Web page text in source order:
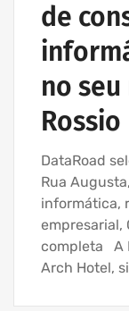
de
no
Rossio
DataRoad
Rua
informática,
empresarial,
completa A
Arch Hotel,